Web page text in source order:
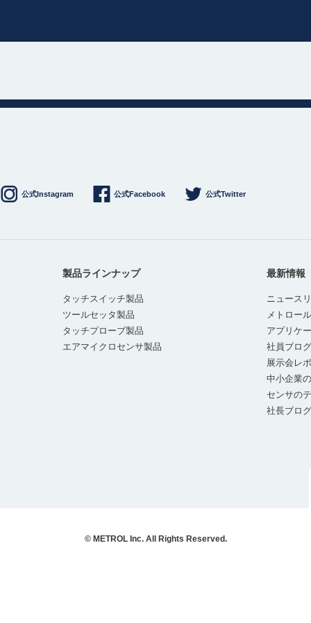
公式Instagram 公式Facebook 公式Twitter
製品ラインナップ
タッチスイッチ製品
ツールセッタ製品
タッチプローブ製品
エアマイクロセンサ製品
最新情報
ニュース
メトロー
アプリケ
社員ブロ
展示会レ
中小企業
センサの
社長ブロ
© METROL Inc. All Rights Reserved.